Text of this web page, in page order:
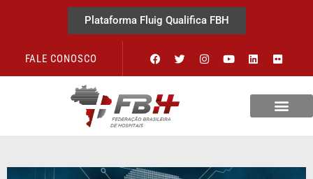
Plataforma Fluig Qualifica FBH
FALE CONOSCO